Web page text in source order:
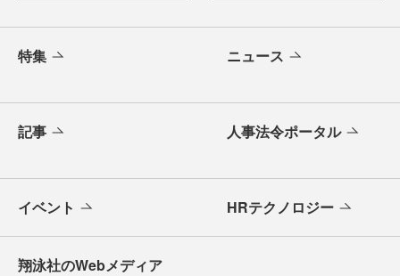
特集 ニュース
記事 人事法令ポータル
イベント HRテクノロジー
翔泳社のWebメディア